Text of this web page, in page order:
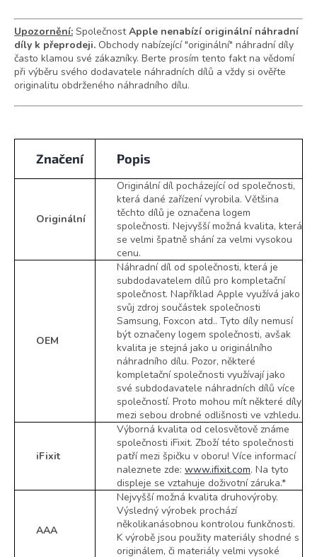
Upozornění: SpolečnostApple nenabízí originální náhradní
díly k přeprodeji. Obchody nabízející "originální" náhradní díly
často klamou své zákazníky. Berte prosím tento fakt na vědomí
při výběru svého dodavatele náhradních dílů a vždy si ověřte
originalitu obdrženého náhradního dílu.
Značení Popis
Originální
Originální díl pocházející od společnosti,
která dané zařízení vyrobila. Většina
těchto dílů je označena logem
společnosti. Nejvyšší možná kvalita, která
se velmi špatně shání za velmi vysokou
cenu.
OEM
Náhradní díl od společnosti, která je
subdodavatelem dílů pro kompletační
společnost. Například Apple využívá jako
svůj zdroj součástek společnosti
Samsung, Foxcon atd.. Tyto díly nemusí
být označeny logem společnosti, avšak
kvalita je stejná jako u originálního
náhradního dílu. Pozor, některé
kompletační společnosti využívají jako
své subdodavatele náhradních dílů více
společností. Proto mohou mít některé díly
mezi sebou drobné odlišnosti ve vzhledu.
iFixit
Výborná kvalita od celosvětově známe
společnosti iFixit. Zboží této společnosti
patří mezi špičku v oboru! Více informací
naleznete zde: www.ifixit.com. Na tyto
displeje se vztahuje doživotní záruka.*
AAA
Nejvyšší možná kvalita druhovýroby.
Výsledný výrobek prochází
několikanásobnou kontrolou funkčnosti.
K výrobě jsou použity materiály shodné s
originálem, či materiály velmi vysoké